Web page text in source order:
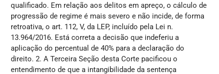
qualificado. Em relação aos delitos em apreço, o cálculo de
progressão de regime é mais severo e não incide, de forma
retroativa, o art. 112, V, da LEP, incluído pela Lei n.
13.964/2016. Está correta a decisão que indeferiu a
aplicação do percentual de 40% para a declaração do
direito. 2. A Terceira Seção desta Corte pacificou o
entendimento de que a intangibilidade da sentença